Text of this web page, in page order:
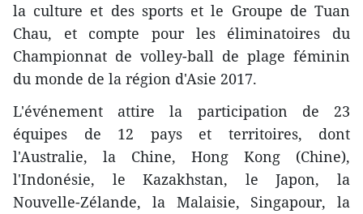
la culture et des sports et le Groupe de Tuan
Chau, et compte pour les éliminatoires du
Championnat de volley-ball de plage féminin
du monde de la région d'Asie 2017.
L'événement attire la participation de 23
équipes de 12 pays et territoires, dont
l'Australie, la Chine, Hong Kong (Chine),
l'Indonésie, le Kazakhstan, le Japon, la
Nouvelle-Zélande, la Malaisie, Singapour, la